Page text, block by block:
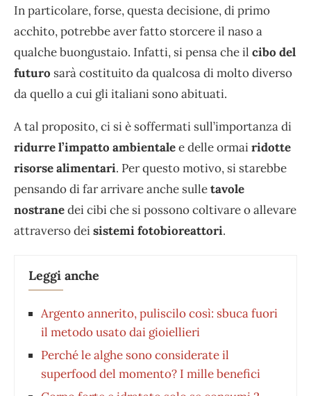
In particolare, forse, questa decisione, di primo
acchito, potrebbe aver fatto storcere il naso a
qualche buongustaio. Infatti, si pensa che il cibo del
futuro sarà costituito da qualcosa di molto diverso
da quello a cui gli italiani sono abituati.
A tal proposito, ci si è soffermati sull’importanza di
ridurre l’impatto ambientalee delle ormairidotte
risorse alimentari. Per questo motivo, si starebbe
pensando di far arrivare anche sulletavole
nostranedei cibi che si possono coltivare o allevare
attraverso deisistemi fotobioreattori.
Leggi anche
Argento annerito, puliscilo così: sbuca fuori
il metodo usato dai gioiellieri
Perché le alghe sono considerate il
superfood del momento? I mille benefici